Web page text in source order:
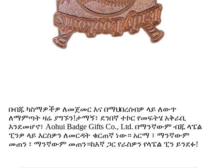
በብጁ ካስማዎችዎ ለመጀመር እና በማህበረሰብዎ ላይ ለውጥ
ለማምጣት ዛሬ ያግኙን!ታማኝ፣ ደንበኛ ተኮር የመፍትሄ አቅራቢ
እንደመሆኖ፣ Aohui Badge Gifts Co., Ltd. በማንኛውም ብጁ ላፔል
ፒንዎ ላይ እርስዎን ለመርዳት ቁርጠኛ ነው። አርማ ፣ ማንኛውም
መጠን ፣ ማንኛውም መጠን።ከእኛ ጋር የራስዎን የላፔል ፒን ይንደፉ!